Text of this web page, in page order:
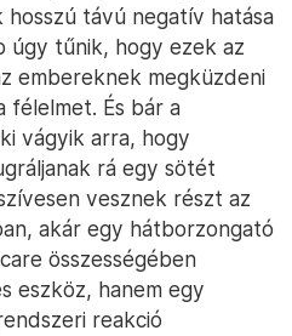
távú negatív hatása
úgy tűnik, hogy ezek az
embereknek megküzdeni
félelmet. És bár a
vágyik arra, hogy
rá egy sötét
vesznek részt az
akár egy hátborzongató
összességében
eszköz, hanem egy
reakció